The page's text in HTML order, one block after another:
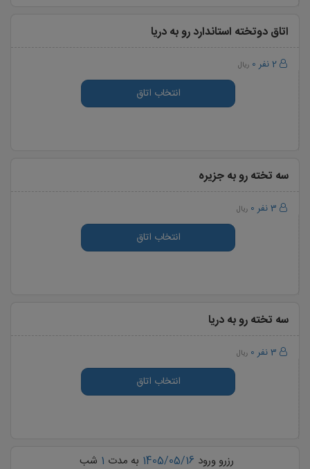
اتاق دوتخته استاندارد رو به دریا
2 نفر 0 ریال
انتخاب اتاق
سه تخته رو به جزیره
3 نفر 0 ریال
انتخاب اتاق
سه تخته رو به دریا
3 نفر 0 ریال
انتخاب اتاق
رزرو ورود 1405/05/16 به مدت 1 شب